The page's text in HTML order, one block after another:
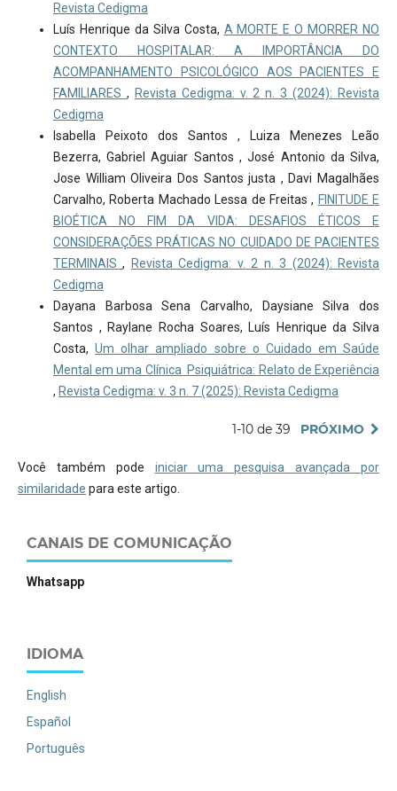
Revista Cedigma
Luís Henrique da Silva Costa, A MORTE E O MORRER NO
CONTEXTO HOSPITALAR: A IMPORTÂNCIA DO
ACOMPANHAMENTO PSICOLÓGICO AOS PACIENTES E
FAMILIARES , Revista Cedigma: v. 2 n. 3 (2024): Revista
Cedigma
Isabella Peixoto dos Santos , Luiza Menezes Leão
Bezerra, Gabriel Aguiar Santos , José Antonio da Silva,
Jose William Oliveira Dos Santos justa , Davi Magalhães
Carvalho, Roberta Machado Lessa de Freitas , FINITUDE E
BIOÉTICA NO FIM DA VIDA: DESAFIOS ÉTICOS E
CONSIDERAÇÕES PRÁTICAS NO CUIDADO DE PACIENTES
TERMINAIS,
Revista Cedigma: v. 2 n. 3 (2024): Revista
Cedigma
Dayana Barbosa Sena Carvalho, Daysiane Silva dos
Santos , Raylane Rocha Soares, Luís Henrique da Silva
Costa,Um olhar ampliado sobre o Cuidado em Saúde
Mental em uma Clínica Psiquiátrica: Relato de Experiência
, Revista Cedigma: v. 3 n. 7 (2025): Revista Cedigma
1-10 de 39 PRÓXIMO
Você também pode iniciar uma pesquisa avançada por
similaridade para este artigo.
CANAIS DE COMUNICAÇÃO
Whatsapp
IDIOMA
English
Español
Português